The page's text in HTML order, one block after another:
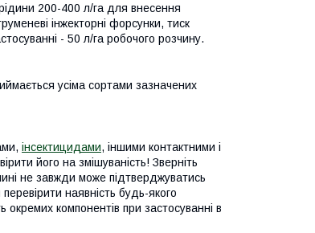
200-400 л/га для внесення
інжекторні форсунки, тиск
- 50 л/га робочого розчину.
усіма сортами зазначених
інсектицидами, іншими контактними і
його на змішуваність! Зверніть
не завжди може підтверджуватись
наявність будь-якого
окремих компонентів при застосуванні в